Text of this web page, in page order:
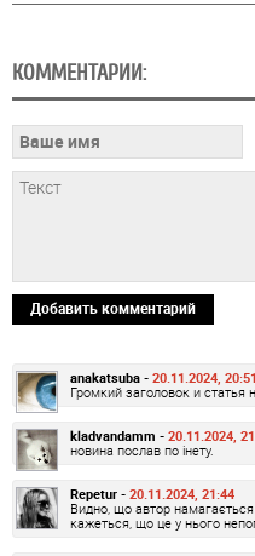
КОММЕНТАРИИ:
Добавить комментарий
anakatsuba - 20.11.2024, 20:51
Громкий заголовок и
kladvandamm - 20.11.2024,
новина послав по інету.
Repetur - 20.11.2024, 21:44
Видно, що автор намагається
кажеться, що це у нього